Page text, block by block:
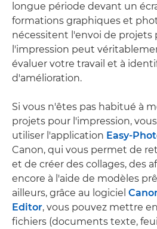
longue période devant un
formations graphiques et
nécessitent l'envoi de projets
l'impression peut
évaluer votre travail et à
d'amélioration.
Si vous n'êtes pas habitué à
projets pour l'impression,
utiliser l'application Easy-
Canon, qui vous permet de
et de créer des collages, des
encore à l'aide de modèles
ailleurs, grâce au logiciel
Editor, vous pouvez mettre
fichiers (documents texte,